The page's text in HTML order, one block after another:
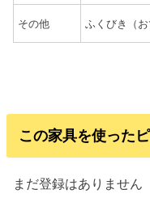
その他 ふくびき（お
この家具を使った
まだ登録はありません